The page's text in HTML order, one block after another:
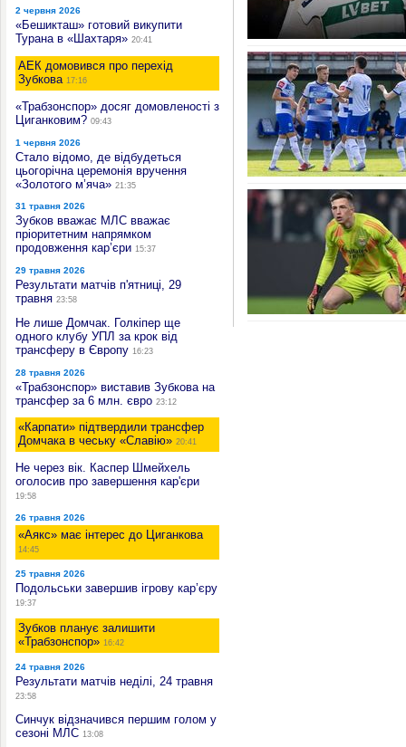
2 червня 2026
«Бешикташ» готовий викупити
Турана в «Шахтаря» 20:41
АЕК домовився про перехід
Зубкова 17:16
«Трабзонспор» досяг домовленості з
Циганковим? 09:43
1 червня 2026
Стало відомо, де відбудеться
цьогорічна церемонія вручення
«Золотого м’яча» 21:35
31 травня 2026
Зубков вважає МЛС вважає
пріоритетним напрямком
продовження кар’єри 15:37
29 травня 2026
Результати матчів п'ятниці, 29
травня 23:58
Не лише Домчак. Голкіпер ще
одного клубу УПЛ за крок від
трансферу в Європу 16:23
28 травня 2026
«Трабзонспор» виставив Зубкова на
трансфер за 6 млн. євро 23:12
«Карпати» підтвердили трансфер
Домчака в чеську «Славію» 20:41
Не через вік. Каспер Шмейхель
оголосив про завершення кар'єри
19:58
26 травня 2026
«Аякс» має інтерес до Циганкова
14:45
25 травня 2026
Подольськи завершив ігрову кар’єру
19:37
Зубков планує залишити
«Трабзонспор» 16:42
24 травня 2026
Результати матчів неділі, 24 травня
23:58
Синчук відзначився першим голом у
сезоні МЛС 13:08